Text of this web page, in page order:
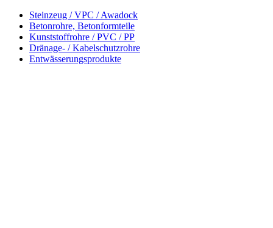
Steinzeug / VPC / Awadock
Betonrohre, Betonformteile
Kunststoffrohre / PVC / PP
Dränage- / Kabelschutzrohre
Entwässerungsprodukte